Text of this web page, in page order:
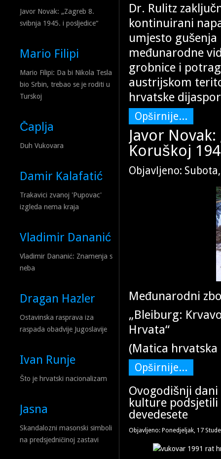
Javor Novak: „Zagreb 8.
svibnja 1945. i posljedice“
Mario Filipi
Mario Filipi: Da bi Nikola Tesla
bio Srbin, trebao se je roditi u
Turskoj
Čaplja
Duh Vukovara
Damir Kalafatić
Trakavici zvanoj 'Pupovac'
izgleda nema kraja
Vladimir Dananić
Vladimir Dananić: Znamenja s
neba
Dragan Hazler
Ostavinska rasprava iza
raspada obadvije Jugoslavije
Ivan Runje
Što je hrvatski nacionalizam
Jasna
Skandalozni masonski simboli
na predsjedničinoj zastavi
Dr. Rulitz
kontinuirani
umjesto gušenja
međunarodne
grobnice i
austrijskom
hrvatske
Opširnije...
Javor
Koruškoj
Objavljeno:
Međunarodni
„Bleiburg:
Hrvata“
(Matica
Opširnije...
Ovogodišnji dani
kulture podsjetili
devedesete
Objavljeno: Ponedjeljak, 17